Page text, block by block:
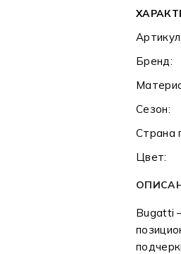
Артикул:
Бренд:
Сезон:
Страна
Цвет:
Bugatti